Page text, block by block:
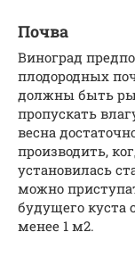
Почва
Виноград
плодородных
должны быть
пропускать
весна
производить,
установилась
можно
будущего куста
менее 1 м2.